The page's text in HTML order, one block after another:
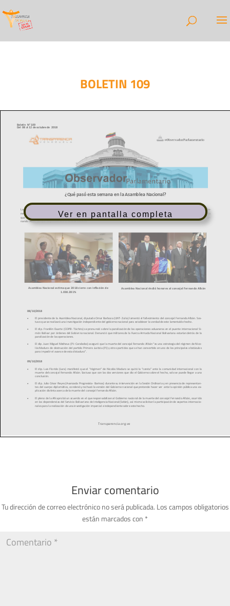
BOLETIN 109
Ver en pantalla completa
Enviar comentario
Tu dirección de correo electrónico no será publicada. Los campos obligatorios
están marcados con *